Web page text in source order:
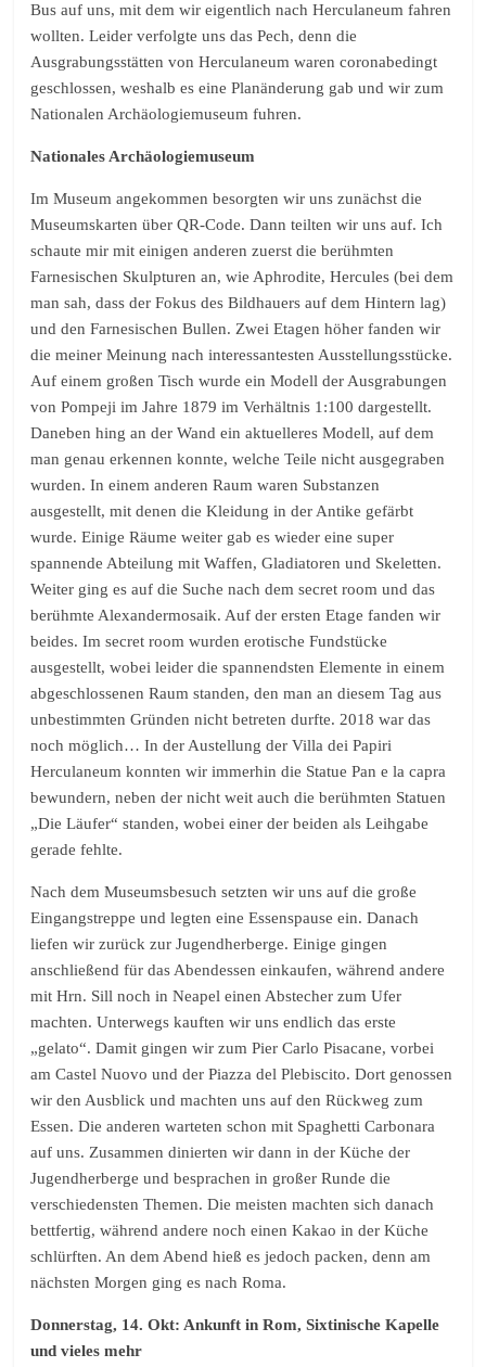
Bus auf uns, mit dem wir eigentlich nach Herculaneum fahren
wollten. Leider verfolgte uns das Pech, denn die
Ausgrabungsstätten von Herculaneum waren coronabedingt
geschlossen, weshalb es eine Planänderung gab und wir zum
Nationalen Archäologiemuseum fuhren.
Nationales Archäologiemuseum
Im Museum angekommen besorgten wir uns zunächst die
Museumskarten über QR-Code. Dann teilten wir uns auf. Ich
schaute mir mit einigen anderen zuerst die berühmten
Farnesischen Skulpturen an, wie Aphrodite, Hercules (bei dem
man sah, dass der Fokus des Bildhauers auf dem Hintern lag)
und den Farnesischen Bullen. Zwei Etagen höher fanden wir
die meiner Meinung nach interessantesten Ausstellungsstücke.
Auf einem großen Tisch wurde ein Modell der Ausgrabungen
von Pompeji im Jahre 1879 im Verhältnis 1:100 dargestellt.
Daneben hing an der Wand ein aktuelleres Modell, auf dem
man genau erkennen konnte, welche Teile nicht ausgegraben
wurden. In einem anderen Raum waren Substanzen
ausgestellt, mit denen die Kleidung in der Antike gefärbt
wurde. Einige Räume weiter gab es wieder eine super
spannende Abteilung mit Waffen, Gladiatoren und Skeletten.
Weiter ging es auf die Suche nach dem secret room und das
berühmte Alexandermosaik. Auf der ersten Etage fanden wir
beides. Im secret room wurden erotische Fundstücke
ausgestellt, wobei leider die spannendsten Elemente in einem
abgeschlossenen Raum standen, den man an diesem Tag aus
unbestimmten Gründen nicht betreten durfte. 2018 war das
noch möglich… In der Austellung der Villa dei Papiri
Herculaneum konnten wir immerhin die Statue Pan e la capra
bewundern, neben der nicht weit auch die berühmten Statuen
„Die Läufer“ standen, wobei einer der beiden als Leihgabe
gerade fehlte.
Nach dem Museumsbesuch setzten wir uns auf die große
Eingangstreppe und legten eine Essenspause ein. Danach
liefen wir zurück zur Jugendherberge. Einige gingen
anschließend für das Abendessen einkaufen, während andere
mit Hrn. Sill noch in Neapel einen Abstecher zum Ufer
machten. Unterwegs kauften wir uns endlich das erste
„gelato“. Damit gingen wir zum Pier Carlo Pisacane, vorbei
am Castel Nuovo und der Piazza del Plebiscito. Dort genossen
wir den Ausblick und machten uns auf den Rückweg zum
Essen. Die anderen warteten schon mit Spaghetti Carbonara
auf uns. Zusammen dinierten wir dann in der Küche der
Jugendherberge und besprachen in großer Runde die
verschiedensten Themen. Die meisten machten sich danach
bettfertig, während andere noch einen Kakao in der Küche
schlürften. An dem Abend hieß es jedoch packen, denn am
nächsten Morgen ging es nach Roma.
Donnerstag, 14. Okt: Ankunft in Rom, Sixtinische Kapelle
und vieles mehr